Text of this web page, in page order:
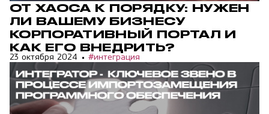
ОТ ХАОСА К ПОРЯДКУ: НУЖЕН
ЛИ ВАШЕМУ БИЗНЕСУ
КОРПОРАТИВНЫЙ ПОРТАЛ И
КАК ЕГО ВНЕДРИТЬ?
23 октября 2024 #интеграция